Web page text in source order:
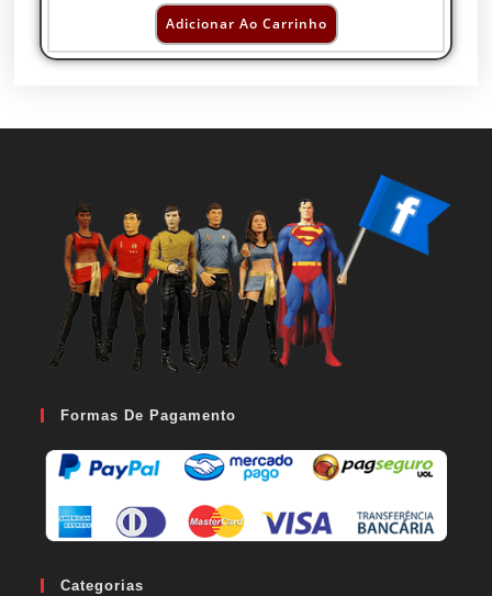
Adicionar Ao Carrinho
Formas De Pagamento
Categorias